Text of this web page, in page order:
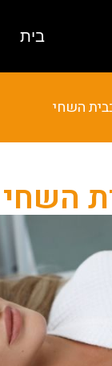
בית
השחי
השחי